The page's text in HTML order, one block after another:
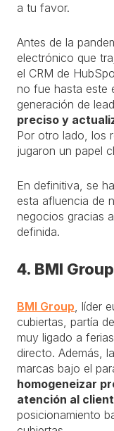
a tu favor.
Antes de la
electrónico que
el CRM de
no fue hasta este
generación de
preciso y
Por otro lado, los
jugaron un papel
En definitiva, se
esta afluencia de
negocios gracias
definida.
4. BMI Group
BMI Group, líder
cubiertas, partía
muy ligado a
directo. Además,
marcas bajo el
homogeneizar
atención al
posicionamiento